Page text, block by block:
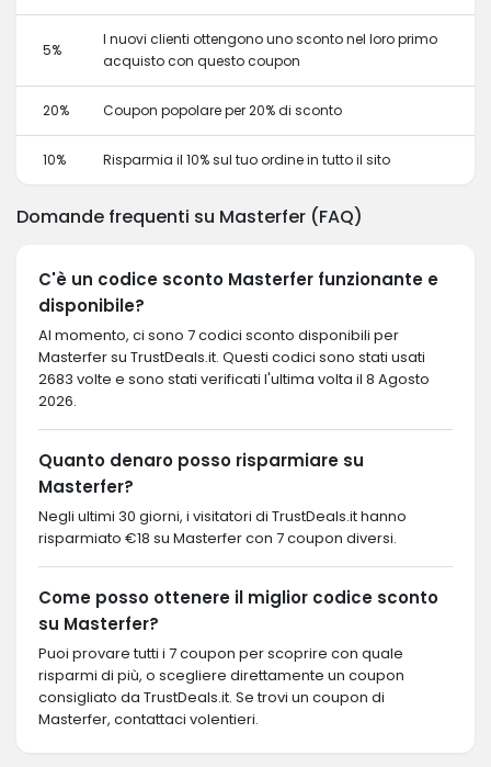
5%
I nuovi clienti ottengono uno sconto nel loro primo
acquisto con questo coupon
20% Coupon popolare per 20% di sconto
10% Risparmia il 10% sul tuo ordine in tutto il sito
Domande frequenti su Masterfer (FAQ)
C'è un codice sconto Masterfer funzionante e
disponibile?
Al momento, ci sono 7 codici sconto disponibili per
Masterfer su TrustDeals.it. Questi codici sono stati usati
2683 volte e sono stati verificati l'ultima volta il 8 Agosto
2026.
Quanto denaro posso risparmiare su
Masterfer?
Negli ultimi 30 giorni, i visitatori di TrustDeals.it hanno
risparmiato €18 su Masterfer con 7 coupon diversi.
Come posso ottenere il miglior codice sconto
su Masterfer?
Puoi provare tutti i 7 coupon per scoprire con quale
risparmi di più, o scegliere direttamente un coupon
consigliato da TrustDeals.it. Se trovi un coupon di
Masterfer, contattaci volentieri.